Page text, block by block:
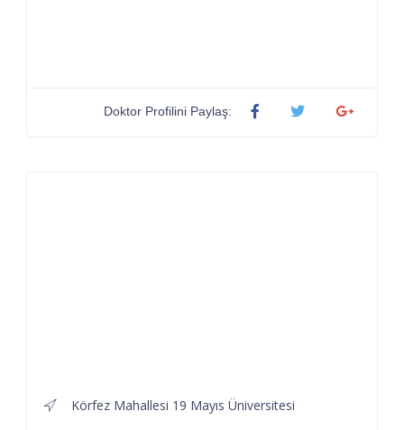
Doktor Profilini Paylaş:
Körfez Mahallesi 19 Mayıs Üniversitesi